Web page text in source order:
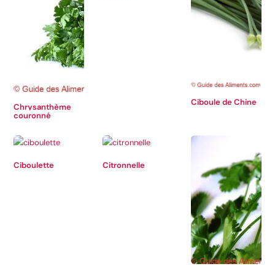
Chrysanthème
couronné
Ciboule de Chine
Ciboulette Citronnelle